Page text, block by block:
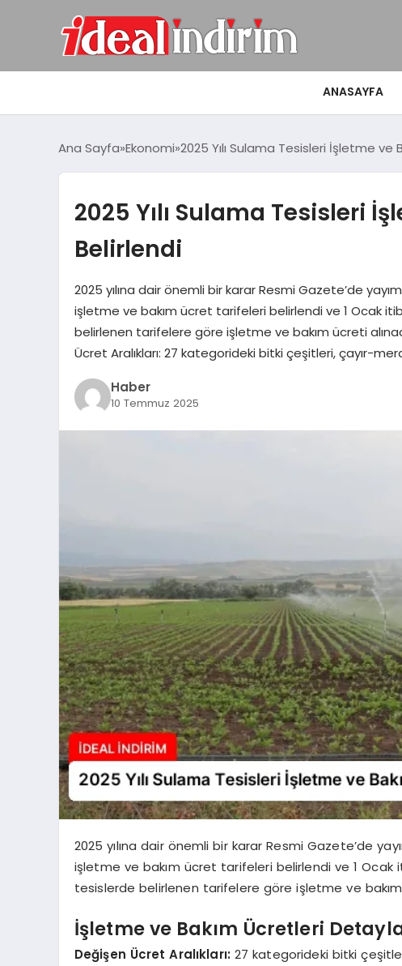
ANASAYFA
Ana Sayfa Ekonomi 2025 Yılı Sulama Tesisleri İşletme ve
2025 Yılı Sulama Tesisleri
Belirlendi
2025 yılına dair önemli bir karar Resmi Gazete’de
işletme ve bakım ücret tarifeleri belirlendi ve 1 Ocak
belirlenen tarifelere göre işletme ve bakım ücreti
Ücret Aralıkları: 27 kategorideki bitki çeşitleri, çayır-
Haber
10 Temmuz 2025
2025 yılına dair önemli bir karar Resmi Gazete’de
işletme ve bakım ücret tarifeleri belirlendi ve 1 Ocak
tesislerde belirlenen tarifelere göre işletme ve
İşletme ve Bakım Ücretleri
Değişen Ücret Aralıkları: 27 kategorideki bitki